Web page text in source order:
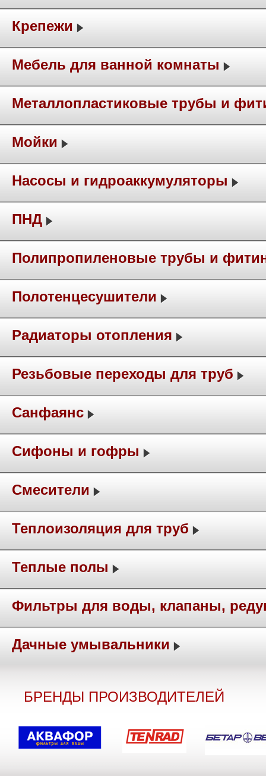
Крепежи
Мебель для ванной комнаты
Металлопластиковые трубы и
Мойки
Насосы и гидроаккумуляторы
ПНД
Полипропиленовые трубы и
Полотенцесушители
Радиаторы отопления
Резьбовые переходы для труб
Санфаянс
Сифоны и гофры
Смесители
Теплоизоляция для труб
Теплые полы
Фильтры для воды, клапаны,
Дачные умывальники
БРЕНДЫ ПРОИЗВОДИТЕЛЕЙ